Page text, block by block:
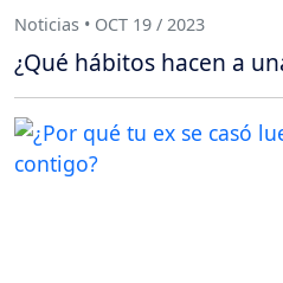
Noticias • OCT 19 / 2023
¿Qué hábitos hacen a